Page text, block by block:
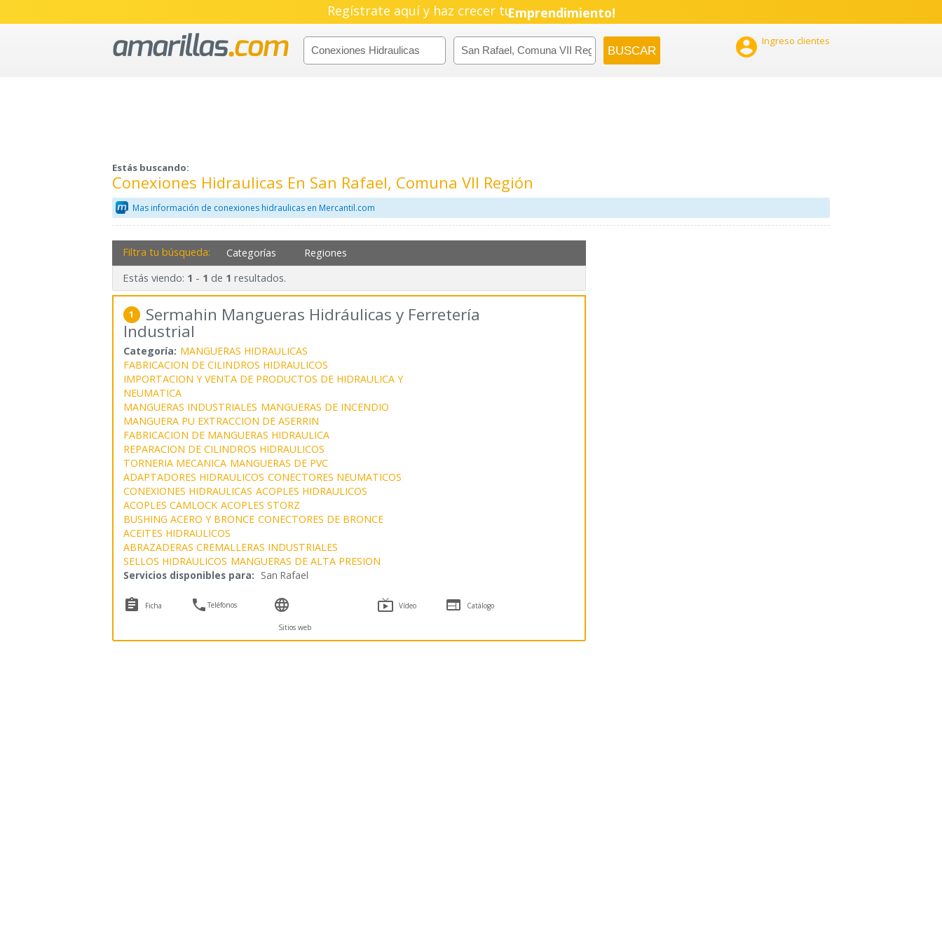
Regístrate aquí y haz crecer tuPyme!
Emprendimiento!
 Ingreso clientes
Estás buscando:
Conexiones Hidraulicas En San Rafael, Comuna VII Región
Mas información de conexiones hidraulicas en Mercantil.com
Filtra tu búsqueda: Categorías Regiones
Estás viendo: 1 - 1 de 1 resultados.
1 Sermahin Mangueras Hidráulicas y Ferretería
Industrial
Categoría: MANGUERAS HIDRAULICAS
FABRICACION DE CILINDROS HIDRAULICOS
IMPORTACION Y VENTA DE PRODUCTOS DE HIDRAULICA Y
NEUMATICA
MANGUERAS INDUSTRIALES MANGUERAS DE INCENDIO
MANGUERA PU EXTRACCION DE ASERRIN
FABRICACION DE MANGUERAS HIDRAULICA
REPARACION DE CILINDROS HIDRAULICOS
TORNERIA MECANICA MANGUERAS DE PVC
ADAPTADORES HIDRAULICOS CONECTORES NEUMATICOS
CONEXIONES HIDRAULICAS ACOPLES HIDRAULICOS
ACOPLES CAMLOCK ACOPLES STORZ
BUSHING ACERO Y BRONCE CONECTORES DE BRONCE
ACEITES HIDRAULICOS
ABRAZADERAS CREMALLERAS INDUSTRIALES
SELLOS HIDRAULICOS MANGUERAS DE ALTA PRESION
Servicios disponibles para: San Rafael
 Ficha Teléfonos 
Sitios web
 Vídeo  Catálogo